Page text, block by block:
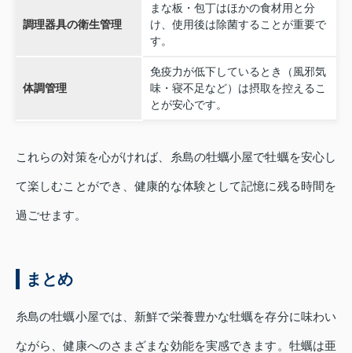
調理器具の衛生管理
まな板・包丁はほかの食材用と分
け、使用後は除菌することが重要で
す。
体調管理
免疫力が低下しているとき（風邪気
味・寝不足など）は摂取を控えるこ
とが安心です。
これらの対策を心がければ、糸島の牡蠣小屋で牡蠣を安心し
て楽しむことができ、健康的な体験として記憶に残る時間を
過ごせます。
まとめ
糸島の牡蠣小屋では、新鮮で栄養豊かな牡蠣を存分に味わい
ながら、健康へのさまざまな効能を実感できます。牡蠣は亜